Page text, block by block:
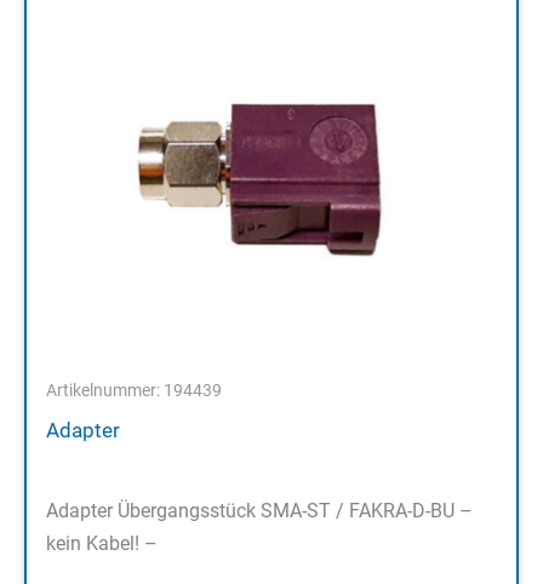
Artikelnummer: 194439
Adapter
Adapter Übergangsstück SMA-ST / FAKRA-D-BU –
kein Kabel! –